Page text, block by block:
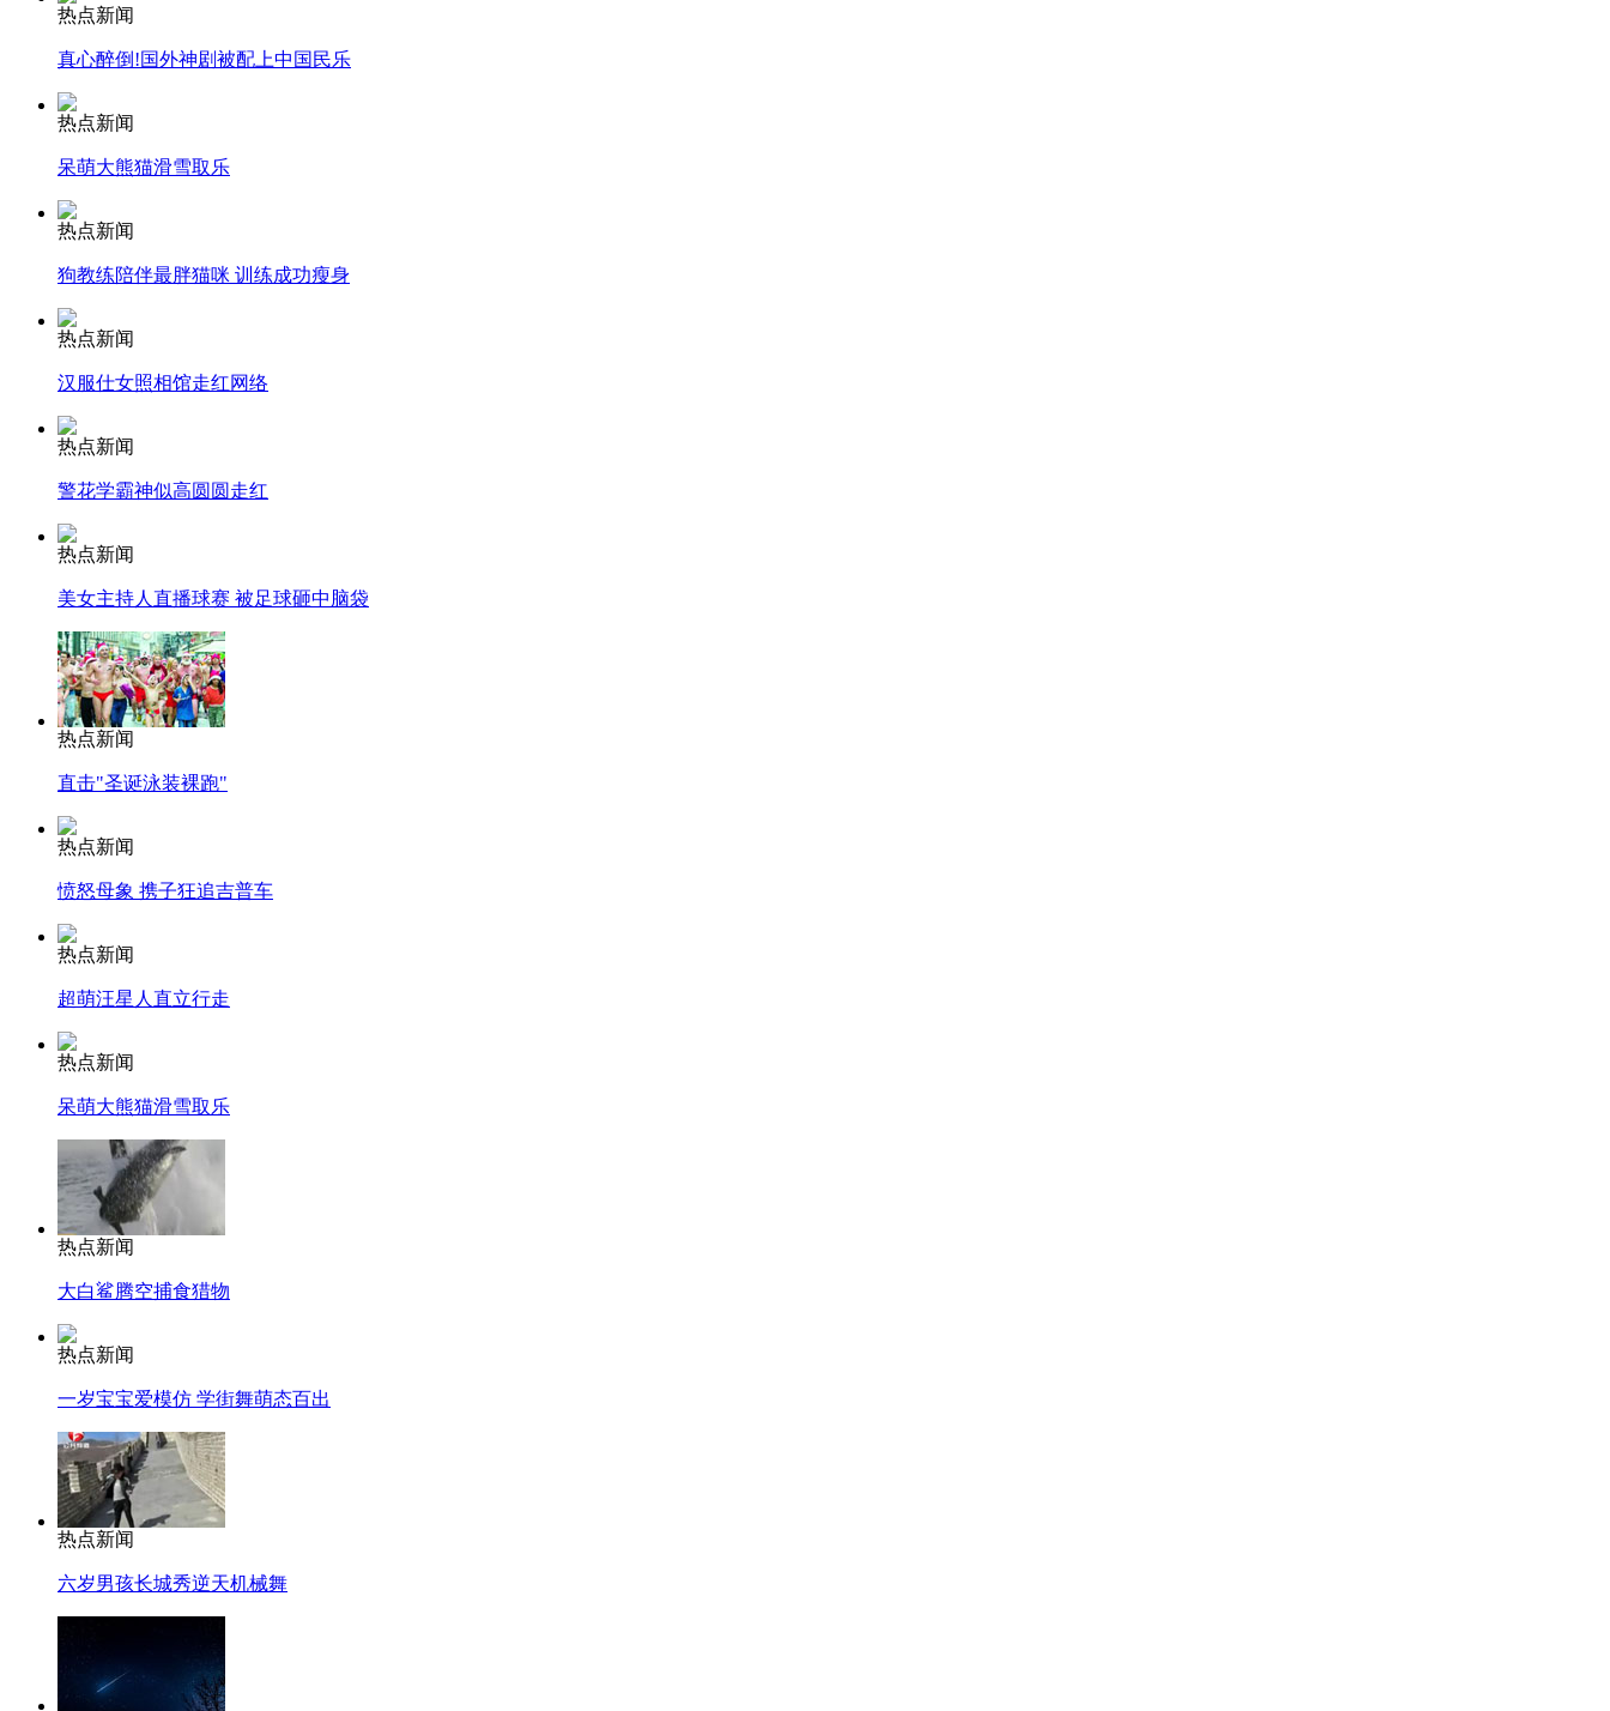
安徽一实载49人客车翻车
消防员救轻生者 花炮节热闹非凡
司机酒驾遇交警 急速倒车逃窜
热点新闻
真心醉倒!国外神剧被配上中国民乐
热点新闻
呆萌大熊猫滑雪取乐
热点新闻
狗教练陪伴最胖猫咪 训练成功瘦身
热点新闻
汉服仕女照相馆走红网络
热点新闻
警花学霸神似高圆圆走红
热点新闻
美女主持人直播球赛 被足球砸中脑袋
热点新闻
直击"圣诞泳装裸跑"
热点新闻
愤怒母象 携子狂追吉普车
热点新闻
超萌汪星人直立行走
热点新闻
呆萌大熊猫滑雪取乐
热点新闻
大白鲨腾空捕食猎物
热点新闻
一岁宝宝爱模仿 学街舞萌态百出
热点新闻
六岁男孩长城秀逆天机械舞